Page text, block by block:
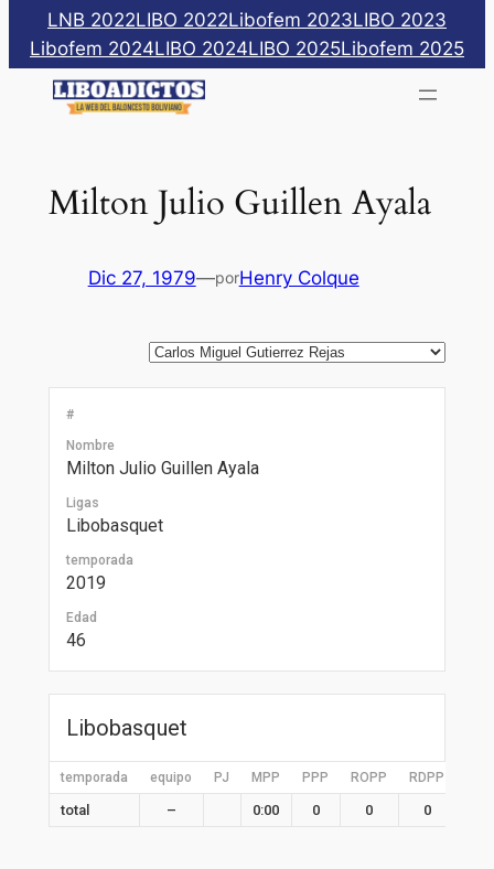
Saltar
contenido
LNB 2022LIBO 2022Libofem 2023LIBO 2023
Libofem 2024LIBO 2024LIBO 2025Libofem 2025
Milton Julio Guillen Ayala
Dic 27, 1979—porHenry Colque
#
Nombre
Milton Julio Guillen Ayala
Ligas
Libobasquet
temporada
2019
Edad
46
Libobasquet
temporada equipo PJ MPP PPP ROPP RDPP
total – 0:00 0 0 0